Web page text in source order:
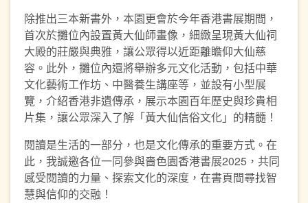
除推出三本新書外，本園更會於今年香港書展期間，
首次於攤位內設置黃大仙師畫像，細緻呈現黃大仙祠
大殿的莊嚴與典雅，讓公眾得以近距離瞻仰大仙慈
容。此外，攤位內還將舉辦多元文化活動，包括中華
文化藝術工作坊、中醫養生講座等，並設有小型展
覽，介紹香港非遺傳承，展示本園百年歷史與珍貴相
片集，讓公眾深入了解「黃大仙信俗文化」的精髓！
閱讀是生活的一部分，也是文化傳承的重要方式。在
此，我誠邀各位一同參與嗇色園香港書展2025，共同
感受閱讀的力量、探索文化的深度，在書頁間尋找智
慧與信仰的交融！